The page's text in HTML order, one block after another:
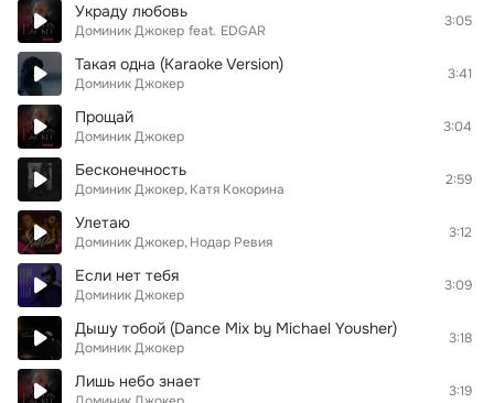
Украду любовь
Доминик Джокер feat. EDGAR
3:05
Такая одна (Karaoke Version)
Доминик Джокер
3:41
Прощай
Доминик Джокер
3:04
Бесконечность
Доминик Джокер Катя Кокорина
2:59
Улетаю
Доминик Джокер Нодар Ревия
3:12
Если нет тебя
Доминик Джокер
3:09
Дышу тобой (Dance Mix by Michael Yousher)
Доминик Джокер
3:18
Лишь небо знает 3:19